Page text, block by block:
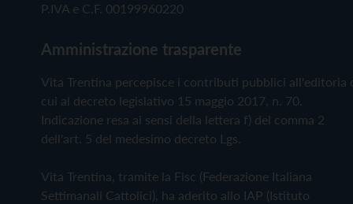
P.IVA e C.F. 00199960220
Amministrazione trasparente
Vita Trentina percepisce i contributi pubblici all'editoria
cui al decreto legislativo 15 maggio 2017, n. 70.
Indicazione resa ai sensi della lettera f) del comma 2
dell'art. 5 del medesimo decreto Lgs.
Vita Trentina, tramite la Fisc (Federazione Italiana
Settimanali Cattolici), ha aderito allo IAP (Istituto